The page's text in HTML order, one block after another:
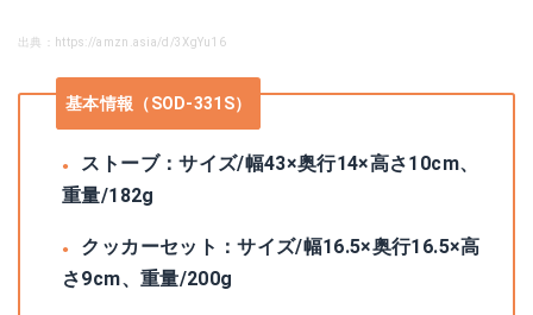
出典：https://amzn.asia/d/3XgYu16
基本情報（SOD-331S）
ストーブ：サイズ/幅43×奥行14×高さ10cm、
重量/182g
クッカーセット：サイズ/幅16.5×奥行16.5×高
さ9cm、重量/200g